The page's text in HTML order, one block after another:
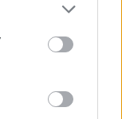
questo
contenuto di questo
la linea editoriale
I messaggi inclusi nei
in automatico dal